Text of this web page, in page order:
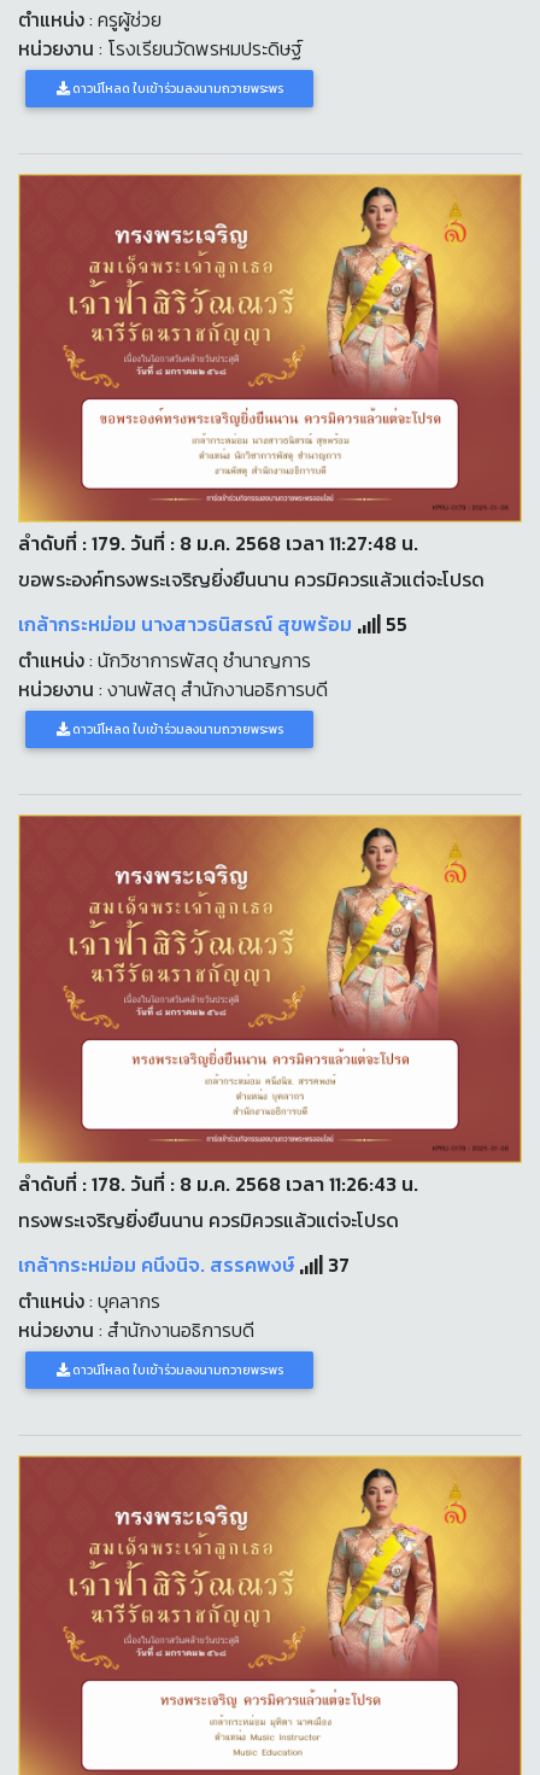
ตำแหน่ง: ครูผู้ช่วย
หน่วยงาน : โรงเรียนวัดพรหมประดิษฐ์
ดาวน์โหลด ใบเข้าร่วมลงนามถวายพระพร
ลำดับที่ : 179. วันที่ : 8 ม.ค. 2568 เวลา 11:27:48 น.
ขอพระองค์ทรงพระเจริญยิ่งยืนนาน ควรมิควรแล้วแต่จะโปรด
เกล้ากระหม่อม นางสาวธนิสรณ์ สุขพร้อม
55
ตำแหน่ง: นักวิชาการพัสดุ ชำนาญการ
หน่วยงาน : งานพัสดุ สำนักงานอธิการบดี
ดาวน์โหลด ใบเข้าร่วมลงนามถวายพระพร
ลำดับที่ : 178. วันที่ : 8 ม.ค. 2568 เวลา 11:26:43 น.
ทรงพระเจริญยิ่งยืนนาน ควรมิควรแล้วแต่จะโปรด
เกล้ากระหม่อม คนึงนิจ. สรรคพงษ์
37
ตำแหน่ง: บุคลากร
หน่วยงาน : สำนักงานอธิการบดี
ดาวน์โหลด ใบเข้าร่วมลงนามถวายพระพร